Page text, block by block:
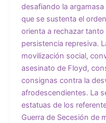
desafiando la
que se sustenta el
orienta a rechazar
persistencia represiva.
movilización social,
asesinato de Floyd,
consignas contra la
afrodescendientes. La
estatuas de los
Guerra de Secesión de